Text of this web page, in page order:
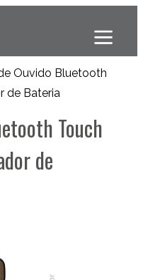
Ouvido Bluetooth
de Bateria
Touch
de